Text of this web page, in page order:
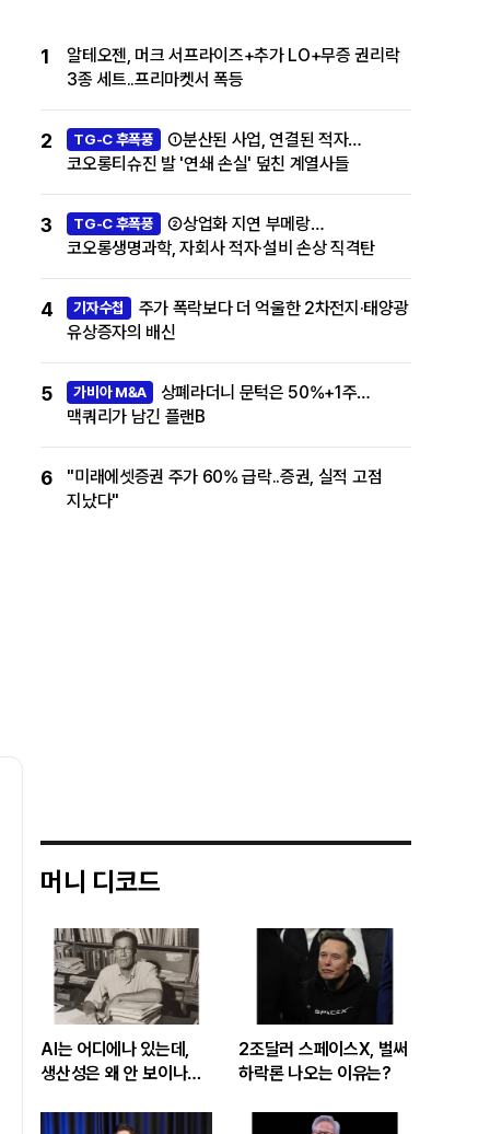
1
알테오젠, 머크 서프라이즈+추가 LO+무증 권리락
3종 세트..프리마켓서 폭등
2 TG-C 후폭풍
①분산된 사업, 연결된 적자…
코오롱티슈진 발 '연쇄 손실' 덮친 계열사들
3 TG-C 후폭풍
②상업화 지연 부메랑…
코오롱생명과학, 자회사 적자·설비 손상 직격탄
4 기자수첩
주가 폭락보다 더 억울한 2차전지·태양광
유상증자의 배신
5 가비아 M&A
상폐라더니 문턱은 50%+1주…
맥쿼리가 남긴 플랜B
6
"미래에셋증권 주가 60% 급락..증권, 실적 고점
지났다"
머니 디코드
AI는 어디에나 있는데,
생산성은 왜 안 보이나…
‘솔로우 패러독스’
2조달러 스페이스X, 벌써
하락론 나오는 이유는?